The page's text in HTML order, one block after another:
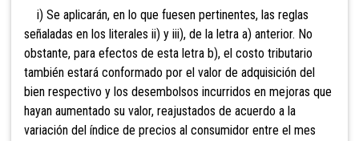
i) Se aplicarán, en lo que fuesen pertinentes, las reglas
señaladas en los literales ii) y iii), de la letra a) anterior. No
obstante, para efectos de esta letra b), el costo tributario
también estará conformado por el valor de adquisición del
bien respectivo y los desembolsos incurridos en mejoras que
hayan aumentado su valor, reajustados de acuerdo a la
variación del índice de precios al consumidor entre el mes